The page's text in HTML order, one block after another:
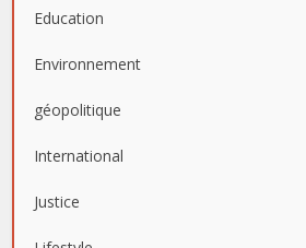
Education
Environnement
géopolitique
International
Justice